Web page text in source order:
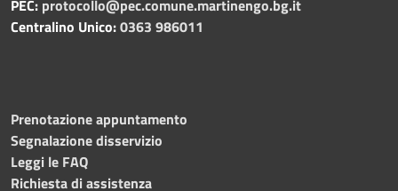
PEC: protocollo@pec.comune.martinengo.bg.it
Centralino Unico:0363 986011
Prenotazione appuntamento
Segnalazione disservizio
Leggi le FAQ
Richiesta di assistenza